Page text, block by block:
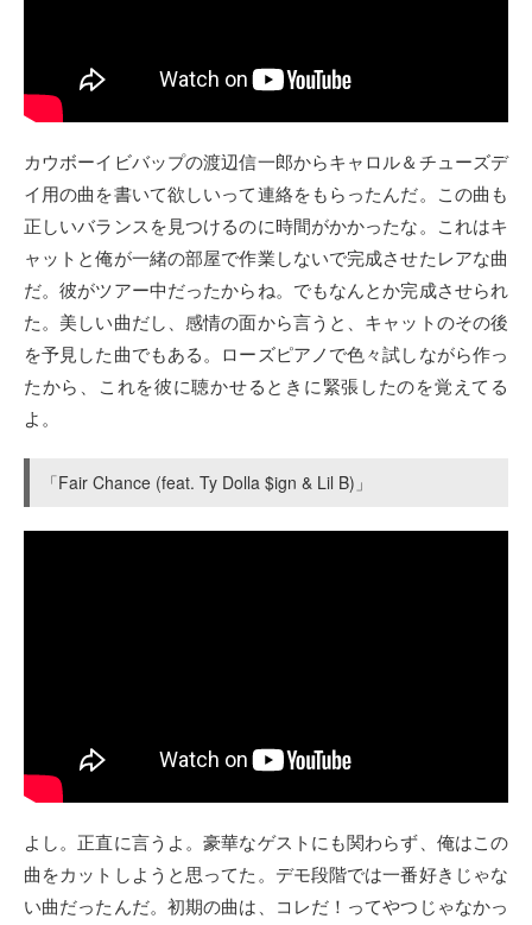
カウボーイビバップの渡辺信一郎からキャロル＆チューズデ
イ用の曲を書いて欲しいって連絡をもらったんだ。この曲も
正しいバランスを見つけるのに時間がかかったな。これはキ
ャットと俺が一緒の部屋で作業しないで完成させたレアな曲
だ。彼がツアー中だったからね。でもなんとか完成させられ
た。美しい曲だし、感情の面から言うと、キャットのその後
を予見した曲でもある。ローズピアノで色々試しながら作っ
たから、これを彼に聴かせるときに緊張したのを覚えてる
よ。
「Fair Chance (feat. Ty Dolla $ign & Lil B)」
よし。正直に言うよ。豪華なゲストにも関わらず、俺はこの
曲をカットしようと思ってた。デモ段階では一番好きじゃな
い曲だったんだ。初期の曲は、コレだ！ってやつじゃなかっ